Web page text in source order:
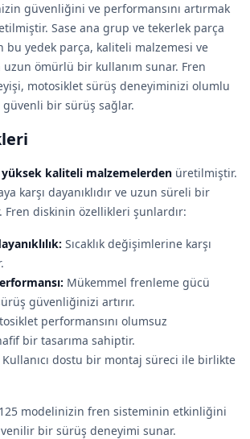
güvenliğini ve performansını artırmak
Sase ana grup ve tekerlek parça
bu yedek parça, kaliteli malzemesi ve
uzun ömürlü bir kullanım sunar. Fren
motosiklet sürüş deneyiminizi olumlu
bir sürüş sağlar.
yüksek kaliteli malzemelerden üretilmiştir.
karşı dayanıklıdır ve uzun süreli bir
Fren diskinin özellikleri şunlardır:
Sıcaklık değişimlerine karşı
Mükemmel frenleme gücü
güvenliğinizi artırır.
performansını olumsuz
bir tasarıma sahiptir.
Kullanıcı dostu bir montaj süreci ile birlikte
modelinizin fren sisteminin etkinliğini
bir sürüş deneyimi sunar.